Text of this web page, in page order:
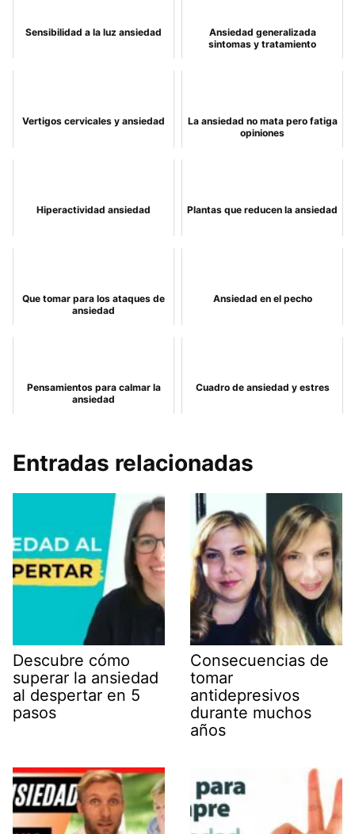
Sensibilidad a la luz ansiedad
Ansiedad generalizada
sintomas y tratamiento
Vertigos cervicales y ansiedad
La ansiedad no mata pero fatiga
opiniones
Hiperactividad ansiedad Plantas que reducen la ansiedad
Que tomar para los ataques de
ansiedad
Ansiedad en el pecho
Pensamientos para calmar la
ansiedad
Cuadro de ansiedad y estres
Entradas relacionadas
Descubre cómo
superar la ansiedad
al despertar en 5
pasos
Consecuencias de
tomar
antidepresivos
durante muchos
años